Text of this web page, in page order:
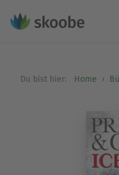
Du bist hier: Home